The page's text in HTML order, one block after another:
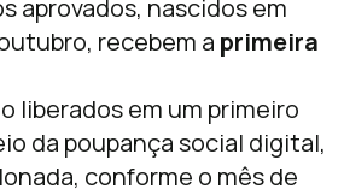
aprovados, nascidos em
recebem a primeira
liberados em um primeiro
da poupança social digital,
conforme o mês de